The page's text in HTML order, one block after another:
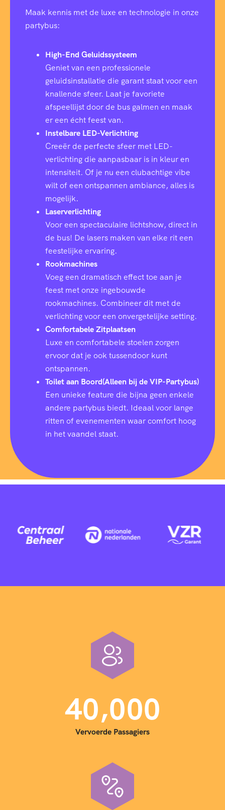
Maak kennis met de luxe en technologie in onze
partybus:
High-End Geluidssysteem
Geniet van een professionele
geluidsinstallatie die garant staat voor een
knallende sfeer. Laat je favoriete
afspeellijst door de bus galmen en maak
er een écht feest van.
Instelbare LED-Verlichting
Creeër de perfecte sfeer met LED-
verlichting die aanpasbaar is in kleur en
intensiteit. Of je nu een clubachtige vibe
wilt of een ontspannen ambiance, alles is
mogelijk.
Laserverlichting
Voor een spectaculaire lichtshow, direct in
de bus! De lasers maken van elke rit een
feestelijke ervaring.
Rookmachines
Voeg een dramatisch effect toe aan je
feest met onze ingebouwde
rookmachines. Combineer dit met de
verlichting voor een onvergetelijke setting.
Comfortabele Zitplaatsen
Luxe en comfortabele stoelen zorgen
ervoor dat je ook tussendoor kunt
ontspannen.
Toilet aan Boord(Alleen bij de VIP-Partybus)
Een unieke feature die bijna geen enkele
andere partybus biedt. Ideaal voor lange
ritten of evenementen waar comfort hoog
in het vaandel staat.
40,000
Vervoerde Passagiers